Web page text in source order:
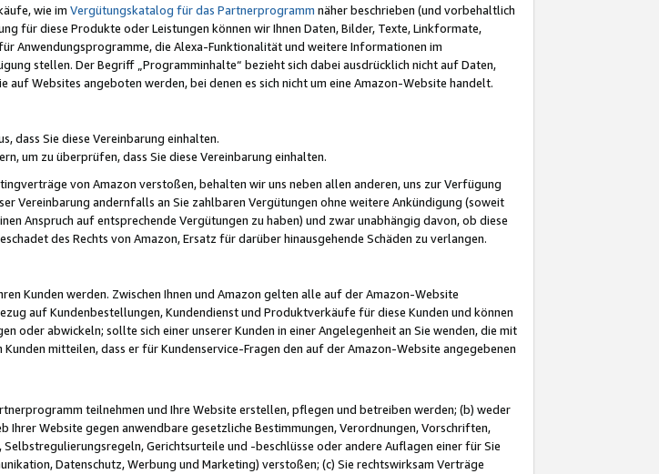
wie im Vergütungskatalog für das Partnerprogramm näher beschrieben (und vorbehaltlich
für diese Produkte oder Leistungen können wir Ihnen Daten, Bilder, Texte, Linkformate,
Anwendungsprogramme, die Alexa-Funktionalität und weitere Informationen im
stellen. Der Begriff „Programminhalte“ bezieht sich dabei ausdrücklich nicht auf Daten,
Websites angeboten werden, bei denen es sich nicht um eine Amazon-Website handelt.
dass Sie diese Vereinbarung einhalten.
um zu überprüfen, dass Sie diese Vereinbarung einhalten.
von Amazon verstoßen, behalten wir uns neben allen anderen, uns zur Verfügung
Vereinbarung andernfalls an Sie zahlbaren Vergütungen ohne weitere Ankündigung (soweit
Anspruch auf entsprechende Vergütungen zu haben) und zwar unabhängig davon, ob diese
des Rechts von Amazon, Ersatz für darüber hinausgehende Schäden zu verlangen.
Kunden werden. Zwischen Ihnen und Amazon gelten alle auf der Amazon-Website
auf Kundenbestellungen, Kundendienst und Produktverkäufe für diese Kunden und können
oder abwickeln; sollte sich einer unserer Kunden in einer Angelegenheit an Sie wenden, die mit
mitteilen, dass er für Kundenservice-Fragen den auf der Amazon-Website angegebenen
teilnehmen und Ihre Website erstellen, pflegen und betreiben werden; (b) weder
Website gegen anwendbare gesetzliche Bestimmungen, Verordnungen, Vorschriften,
Gerichtsurteile und -beschlüsse oder andere Auflagen einer für Sie
Datenschutz, Werbung und Marketing) verstoßen; (c) Sie rechtswirksam Verträge